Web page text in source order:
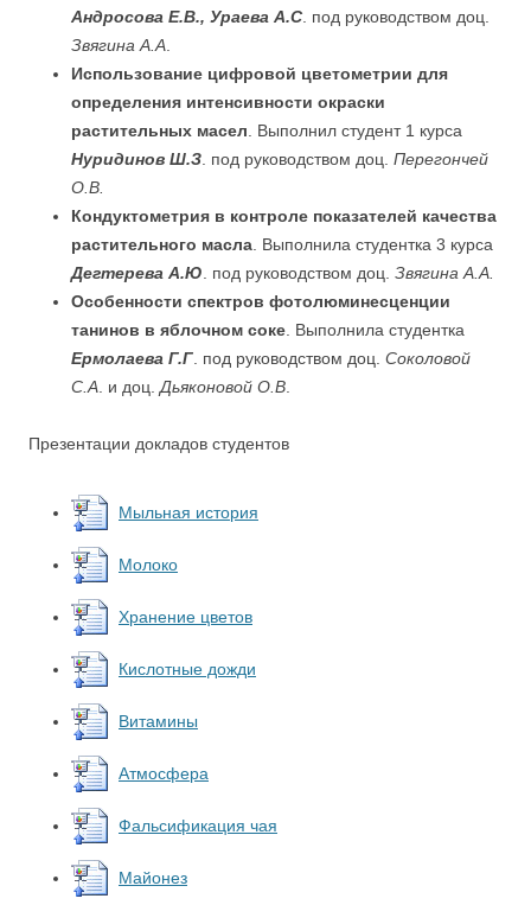
Андросова Е.В., Ураева А.С . под руководством доц.
Звягина А.А
Использование цифровой цветометрии для
определения интенсивности окраски
растительных масел . Выполнил студент 1 курса
Нуридинов Ш.З . под руководством доц. Перегончей
О.В.
Кондуктометрия в контроле показателей качества
растительного масла . Выполнила студентка 3 курса
Дегтерева А.Ю . под руководством доц. Звягина А.А.
Особенности спектров фотолюминесценции
танинов в яблочном соке . Выполнила студентка
Ермолаева Г.Г . под руководством доц. Соколовой
С.А . и доц. Дьяконовой О.В
Презентации докладов студентов
Мыльная история
Молоко
Хранение цветов
Кислотные дожди
Витамины
Атмосфера
Фальсификация чая
Майонез